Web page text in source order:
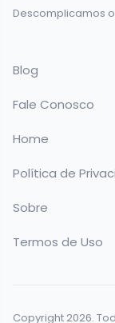
Descomplicamos
Blog
Fale Conosco
Home
Política de
Sobre
Termos de Uso
Copyright 2026.